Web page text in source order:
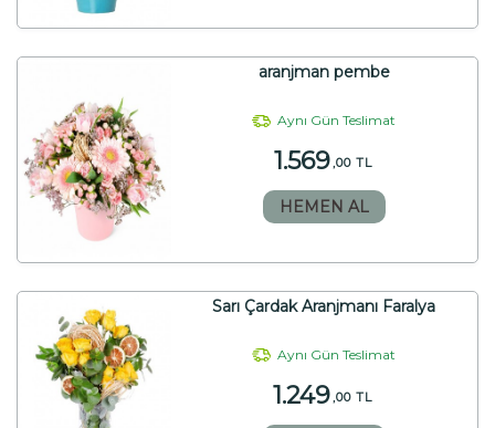
aranjman pembe
Aynı Gün Teslimat
1.569 ,00 TL
HEMEN AL
Sarı Çardak Aranjmanı Faralya
Aynı Gün Teslimat
1.249 ,00 TL